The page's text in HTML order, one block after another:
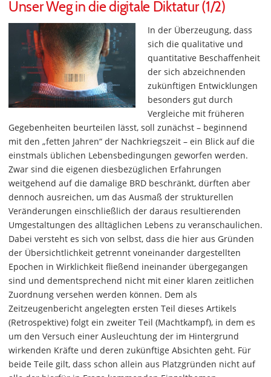
Unser Weg in die digitale Diktatur (1/2)
In der Überzeugung, dass
sich die qualitative und
quantitative Beschaffenheit
der sich abzeichnenden
zukünftigen Entwicklungen
besonders gut durch
Vergleiche mit früheren
Gegebenheiten beurteilen lässt, soll zunächst – beginnend
mit den „fetten Jahren“ der Nachkriegszeit – ein Blick auf die
einstmals üblichen Lebensbedingungen geworfen werden.
Zwar sind die eigenen diesbezüglichen Erfahrungen
weitgehend auf die damalige BRD beschränkt, dürften aber
dennoch ausreichen, um das Ausmaß der strukturellen
Veränderungen einschließlich der daraus resultierenden
Umgestaltungen des alltäglichen Lebens zu veranschaulichen.
Dabei versteht es sich von selbst, dass die hier aus Gründen
der Übersichtlichkeit getrennt voneinander dargestellten
Epochen in Wirklichkeit fließend ineinander übergegangen
sind und dementsprechend nicht mit einer klaren zeitlichen
Zuordnung versehen werden können. Dem als
Zeitzeugenbericht angelegten ersten Teil dieses Artikels
(Retrospektive) folgt ein zweiter Teil (Machtkampf), in dem es
um den Versuch einer Ausleuchtung der im Hintergrund
wirkenden Kräfte und deren zukünftige Absichten geht. Für
beide Teile gilt, dass schon allein aus Platzgründen nicht auf